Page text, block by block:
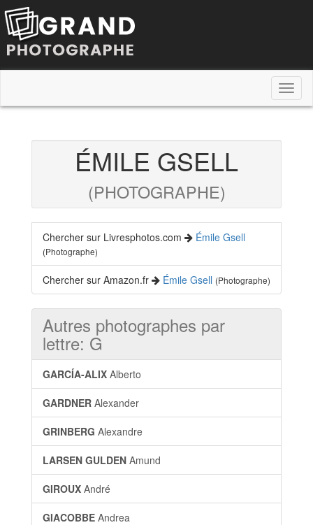
ÉMILE GSELL
(PHOTOGRAPHE)
Chercher sur Livresphotos.com Émile Gsell
(Photographe)
Chercher sur Amazon.fr Émile Gsell (Photographe)
Autres photographes par
lettre: G
GARCÍA-ALIX Alberto
GARDNER Alexander
GRINBERG Alexandre
LARSEN GULDEN Amund
GIROUX André
GIACOBBE Andrea